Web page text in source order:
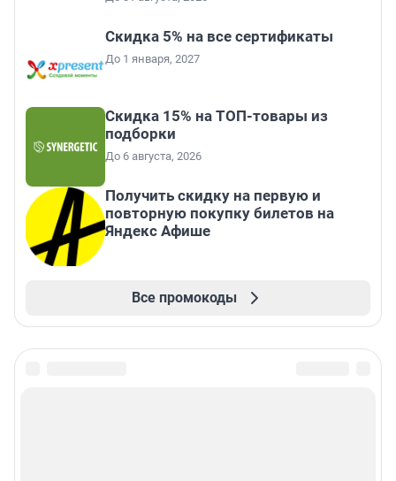
Скидка 5% на все сертификаты
До 1 января, 2027
Скидка 15% на ТОП-товары из
подборки
До 6 августа, 2026
Получить скидку на первую и
повторную покупку билетов на
Яндекс Афише
Все промокоды